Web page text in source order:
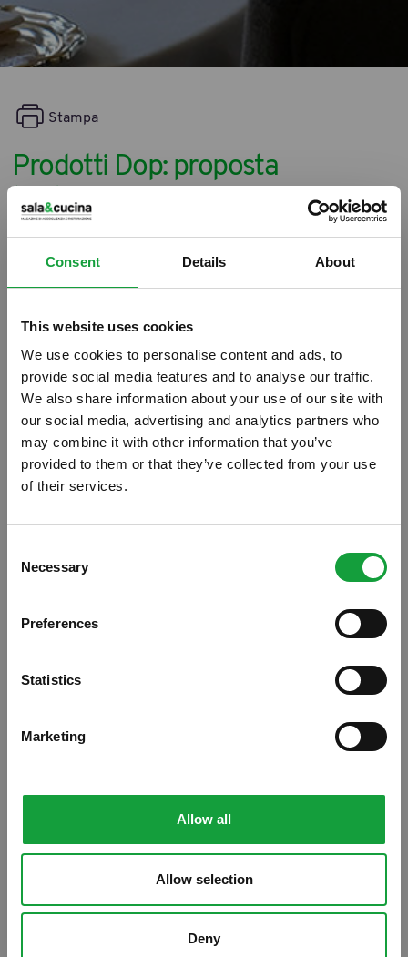
Consent Details About
This website uses cookies
We use cookies to personalise content and ads, to
provide social media features and to analyse our traffic.
We also share information about your use of our site with
our social media, advertising and analytics partners who
may combine it with other information that you’ve
provided to them or that they’ve collected from your use
of their services.
Selection
Necessary
Preferences
Statistics
Marketing
Allow all
Allow selection
Deny
Prodotti Dop: proposta
l’indicazione su menu e
formaggere
Stampa
24/08/2015
IlConsorzio del Parmigiano Reggianosi è reso protagonista di
riguardante l’inserimento di una norma che preveda l’obbligo di
indicazione, sulle formaggere e nei menu, del nome esatto del
ISCRIVITI ALLA NEWSLETTER
Resta aggiornato su tutte le ultime novita nel campo